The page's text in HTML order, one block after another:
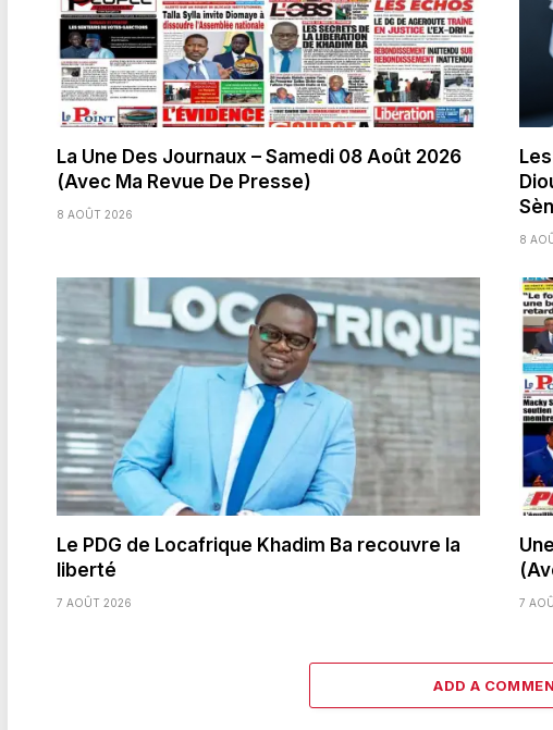
La Une Des Journaux – Samedi 08 Août 2026
(Avec Ma Revue De Presse)
8 AOÛT 2026
8
Le PDG de Locafrique Khadim Ba recouvre la
liberté
7 AOÛT 2026 7
ADD A